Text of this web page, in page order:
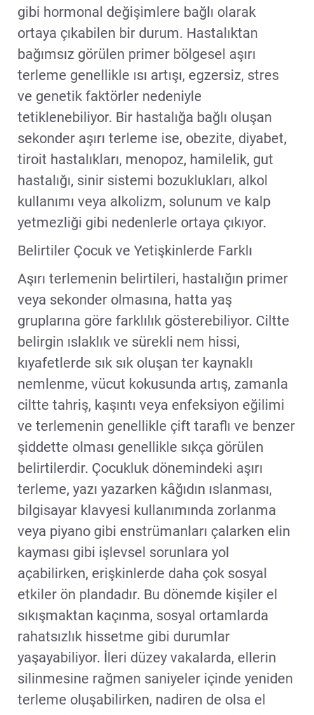
gibi hormonal değişimlere bağlı olarak
ortaya çıkabilen bir durum. Hastalıktan
bağımsız görülen primer bölgesel aşırı
terleme genellikle ısı artışı, egzersiz, stres
ve genetik faktörler nedeniyle
tetiklenebiliyor. Bir hastalığa bağlı oluşan
sekonder aşırı terleme ise, obezite, diyabet,
tiroit hastalıkları, menopoz, hamilelik, gut
hastalığı, sinir sistemi bozuklukları, alkol
kullanımı veya alkolizm, solunum ve kalp
yetmezliği gibi nedenlerle ortaya çıkıyor.
Belirtiler Çocuk ve Yetişkinlerde Farklı
Aşırı terlemenin belirtileri, hastalığın primer
veya sekonder olmasına, hatta yaş
gruplarına göre farklılık gösterebiliyor. Ciltte
belirgin ıslaklık ve sürekli nem hissi,
kıyafetlerde sık sık oluşan ter kaynaklı
nemlenme, vücut kokusunda artış, zamanla
ciltte tahriş, kaşıntı veya enfeksiyon eğilimi
ve terlemenin genellikle çift taraflı ve benzer
şiddette olması genellikle sıkça görülen
belirtilerdir. Çocukluk dönemindeki aşırı
terleme, yazı yazarken kâğıdın ıslanması,
bilgisayar klavyesi kullanımında zorlanma
veya piyano gibi enstrümanları çalarken elin
kayması gibi işlevsel sorunlara yol
açabilirken, erişkinlerde daha çok sosyal
etkiler ön plandadır. Bu dönemde kişiler el
sıkışmaktan kaçınma, sosyal ortamlarda
rahatsızlık hissetme gibi durumlar
yaşayabiliyor. İleri düzey vakalarda, ellerin
silinmesine rağmen saniyeler içinde yeniden
terleme oluşabilirken, nadiren de olsa el